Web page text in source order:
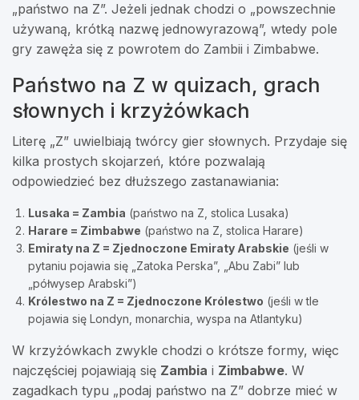
„państwo na Z”. Jeżeli jednak chodzi o „powszechnie
używaną, krótką nazwę jednowyrazową”, wtedy pole
gry zawęża się z powrotem do Zambii i Zimbabwe.
Państwo na Z w quizach, grach
słownych i krzyżówkach
Literę „Z” uwielbiają twórcy gier słownych. Przydaje się
kilka prostych skojarzeń, które pozwalają
odpowiedzieć bez dłuższego zastanawiania:
Lusaka = Zambia (państwo na Z, stolica Lusaka)
Harare = Zimbabwe (państwo na Z, stolica Harare)
Emiraty na Z = Zjednoczone Emiraty Arabskie (jeśli w
pytaniu pojawia się „Zatoka Perska”, „Abu Zabi” lub
„półwysep Arabski”)
Królestwo na Z = Zjednoczone Królestwo (jeśli w tle
pojawia się Londyn, monarchia, wyspa na Atlantyku)
W krzyżówkach zwykle chodzi o krótsze formy, więc
najczęściej pojawiają się Zambia i Zimbabwe. W
zagadkach typu „podaj państwo na Z” dobrze mieć w